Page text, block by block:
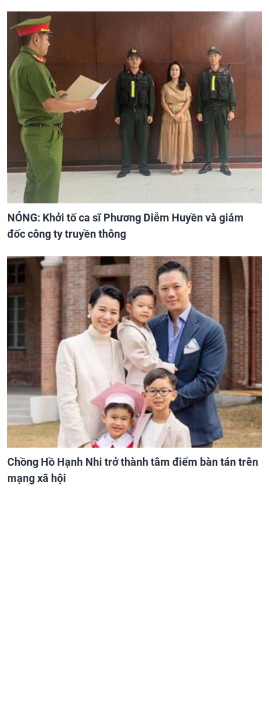
NÓNG: Khởi tố ca sĩ Phương Diễm Huyền và giám
đốc công ty truyền thông
Chồng Hồ Hạnh Nhi trở thành tâm điểm bàn tán trên
mạng xã hội